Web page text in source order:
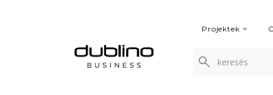
Projektek